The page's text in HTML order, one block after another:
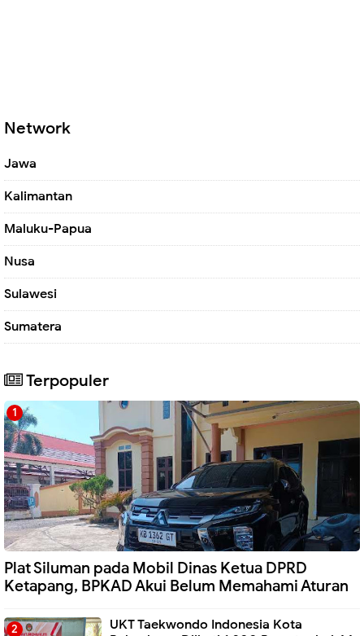
Network
Jawa
Kalimantan
Maluku-Papua
Nusa
Sulawesi
Sumatera
Terpopuler
Plat Siluman pada Mobil Dinas Ketua DPRD
Ketapang, BPKAD Akui Belum Memahami Aturan
UKT Taekwondo Indonesia Kota